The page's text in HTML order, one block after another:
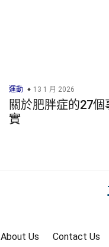
運動 13 1 月 2026
關於肥胖症的27個
實
About Us Contact Us